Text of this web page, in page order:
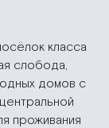
класса
слобода,
домов с
проживания